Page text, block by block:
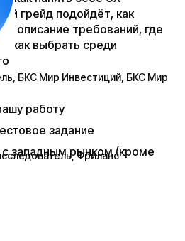
грейд подойдёт, как
описание требований, где
как выбрать среди
работу
задание
западным рынком (кроме
БКС Мир Инвестиций , БКС Мир
, Фриланс